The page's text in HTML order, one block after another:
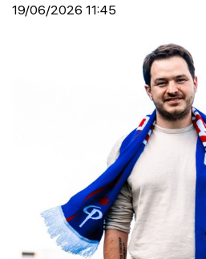
19/06/2026 11:45